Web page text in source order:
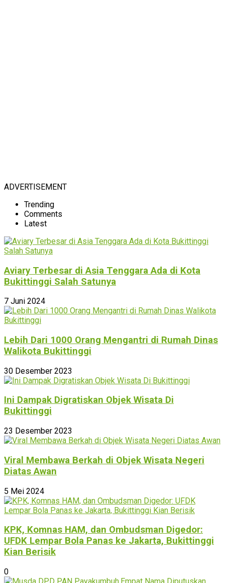
ADVERTISEMENT
Trending
Comments
Latest
Aviary Terbesar di Asia Tenggara Ada di Kota
Bukittinggi Salah Satunya
7 Juni 2024
Lebih Dari 1000 Orang Mengantri di Rumah Dinas
Walikota Bukittinggi
30 Desember 2023
Ini Dampak Digratiskan Objek Wisata Di
Bukittinggi
23 Desember 2023
Viral Membawa Berkah di Objek Wisata Negeri
Diatas Awan
5 Mei 2024
KPK, Komnas HAM, dan Ombudsman Digedor:
UFDK Lempar Bola Panas ke Jakarta, Bukittinggi
Kian Berisik
0